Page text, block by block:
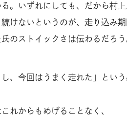
。いずれにしても、だから村
けないというのが、走り込み
のストイックさは伝わるだろう
し、今回はうまく走れた」とい
れからもめげることなく、